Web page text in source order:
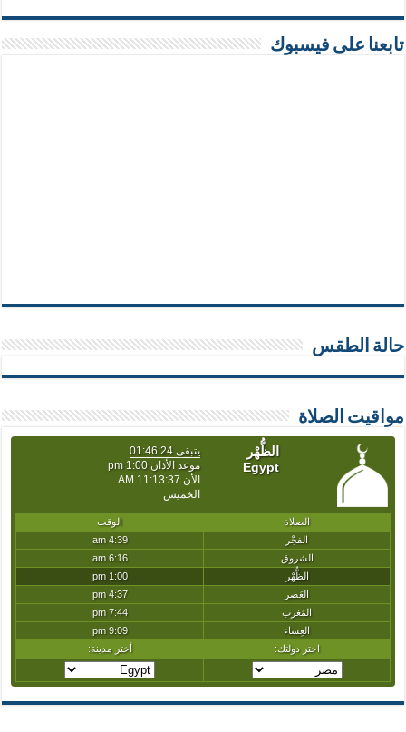
تابعنا على فيسبوك
حالة الطقس
مواقيت الصلاة